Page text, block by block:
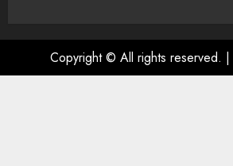
Copyright © All rights reserved. |